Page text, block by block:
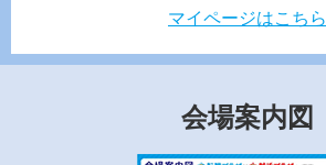
マイページはこちら
会場案内図